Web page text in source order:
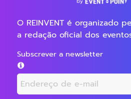
O REINVENT é organizado
a redação oficial dos
Subscrever a newsletter